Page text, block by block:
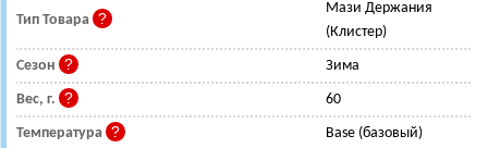
Тип Товара
Мази Держания
(Клистер)
Сезон Зима
Вес, г. 60
Температура Base (базовый)